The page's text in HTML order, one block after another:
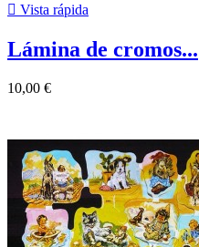
 Vista rápida
Lámina de cromos...
10,00 €